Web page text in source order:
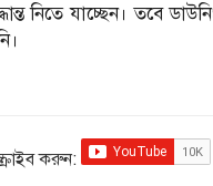
নিতে যাচ্ছেন। তবে ডাউনিং
করুন: